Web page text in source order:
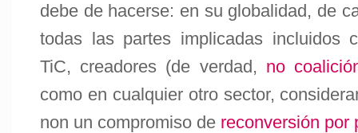
debe de hacerse: en su globalidad, de
todas las partes implicadas incluidos
TiC, creadores (de verdad, no
como en cualquier otro sector,
non un compromiso de reconversión por